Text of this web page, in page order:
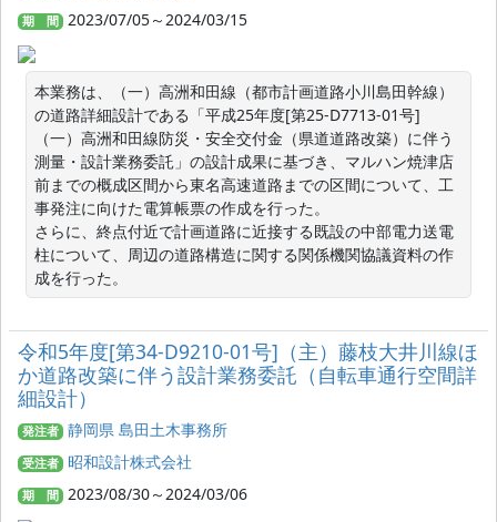
期 間 2023/07/05～2024/03/15
本業務は、（一）高洲和田線（都市計画道路小川島田幹線）
の道路詳細設計である「平成25年度[第25-D7713-01号]
（一）高洲和田線防災・安全交付金（県道道路改築）に伴う
測量・設計業務委託」の設計成果に基づき、マルハン焼津店
前までの概成区間から東名高速道路までの区間について、工
事発注に向けた電算帳票の作成を行った。
さらに、終点付近で計画道路に近接する既設の中部電力送電
柱について、周辺の道路構造に関する関係機関協議資料の作
成を行った。
令和5年度[第34-D9210-01号]（主）藤枝大井川線ほ
か道路改築に伴う設計業務委託（自転車通行空間詳
細設計）
発注者 静岡県 島田土木事務所
受注者 昭和設計株式会社
期 間 2023/08/30～2024/03/06